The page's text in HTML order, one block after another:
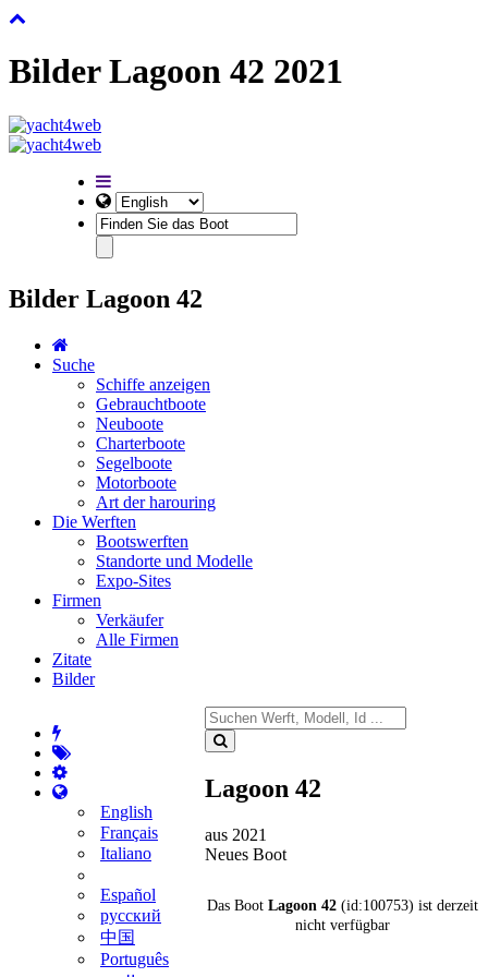
Bilder Lagoon 42 2021
Bilder Lagoon 42
Suche
Schiffe anzeigen
Gebrauchtboote
Neuboote
Charterboote
Segelboote
Motorboote
Art der harouring
Die Werften
Bootswerften
Standorte und Modelle
Expo-Sites
Firmen
Verkäufer
Alle Firmen
Zitate
Bilder
English
Français
Italiano
Español
русский
中国
Português
Lagoon 42
aus 2021
Neues Boot
Das Boot Lagoon 42(id:100753) ist derzeit
nicht verfügbar